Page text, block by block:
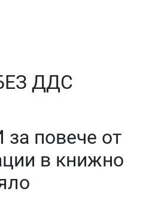
ДДС
повече от
в книжно